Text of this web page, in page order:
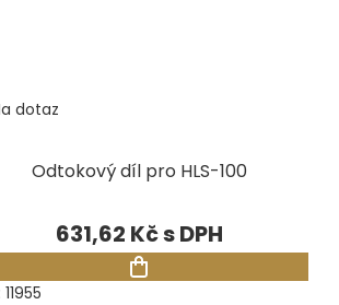
Odtokový díl pro HLS-100
dotaz
631,62 Kč
11955